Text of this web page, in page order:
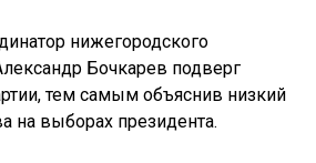
нижегородского
Бочкарев подверг
тем самым объяснив низкий
на выборах президента.